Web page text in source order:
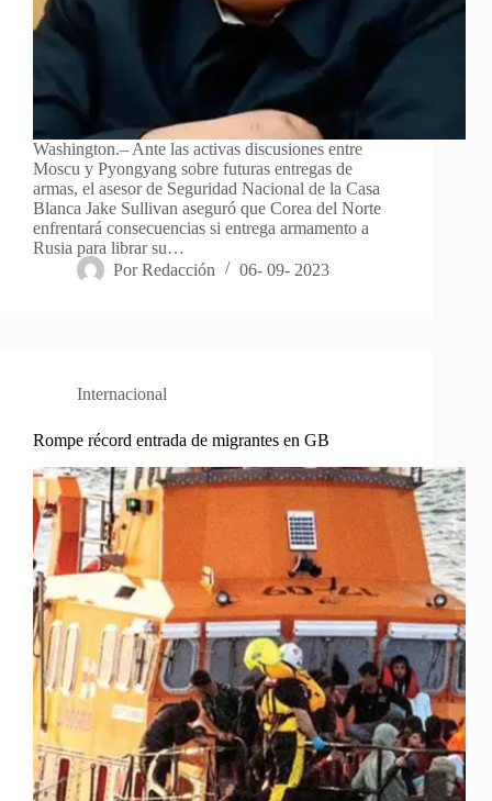
Washington.– Ante las activas discusiones entre
Moscu y Pyongyang sobre futuras entregas de
armas, el asesor de Seguridad Nacional de la Casa
Blanca Jake Sullivan aseguró que Corea del Norte
enfrentará consecuencias si entrega armamento a
Rusia para librar su…
Por Redacción 06- 09- 2023
Internacional
Rompe récord entrada de migrantes en GB